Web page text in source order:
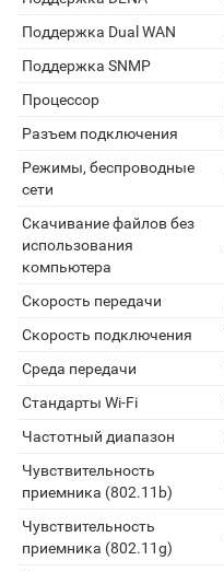
Поддержка Dual WAN
Поддержка SNMP
Процессор
Разъем подключения
Режимы, беспроводные
сети
Скачивание файлов без
использования
компьютера
Скорость передачи
Скорость подключения
Среда передачи
Стандарты Wi-Fi
Частотный диапазон
Чувствительность
приемника (802.11b)
Чувствительность
приемника (802.11g)